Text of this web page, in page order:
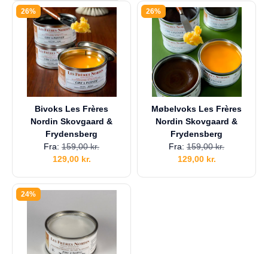
a
g
r
26%
Bivoks Les Frères
Nordin Skovgaard &
Frydensberg
Fra: 159,00kr.
129,00 kr.
26%
Møbelvoks Les Frères
Nordin Skovgaard &
Frydensberg
Fra: 159,00kr.
129,00 kr.
24%